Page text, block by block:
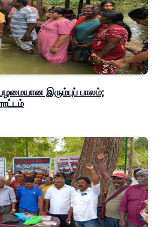
இரும்புப் பாலம்;